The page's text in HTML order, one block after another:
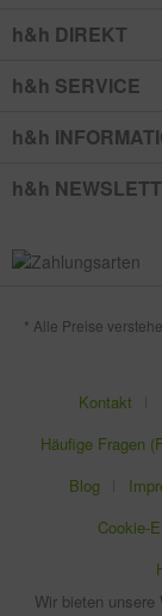
h&h DIREKT
h&h SERVICE
h&h
h&h
* Alle Preise
Kontakt
Häufige Fragen
Blog
Cookie-
Wir bieten